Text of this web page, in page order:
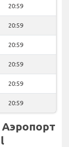
20:59
20:59
20:59
20:59
20:59
20:59